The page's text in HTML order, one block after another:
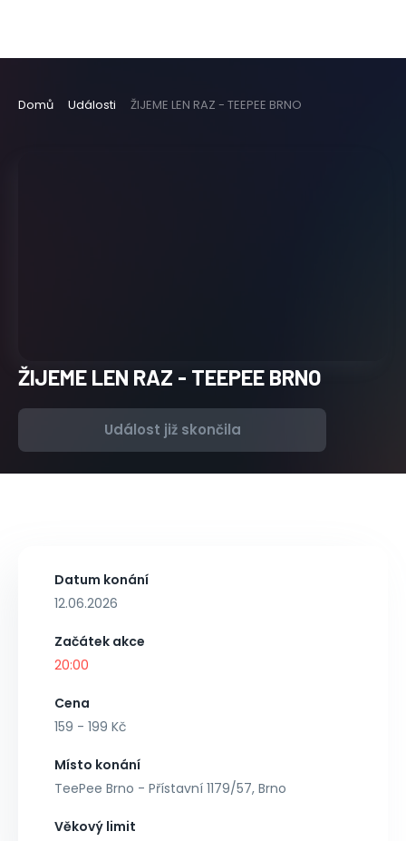
Domů Události ŽIJEME LEN RAZ - TEEPEE BRNO
ŽIJEME LEN RAZ - TEEPEE BRNO
Událost již skončila
Datum konání
12.06.2026
Začátek akce
20:00
Cena
159 - 199 Kč
Místo konání
TeePee Brno - Přístavní 1179/57, Brno
Věkový limit